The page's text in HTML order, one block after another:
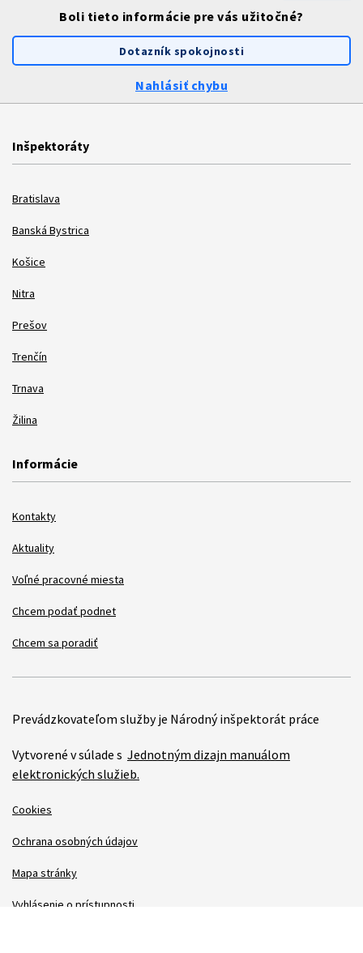
Boli tieto informácie pre vás užitočné?
Dotazník spokojnosti
Nahlásiť chybu
Inšpektoráty
Bratislava
Banská Bystrica
Košice
Nitra
Prešov
Trenčín
Trnava
Žilina
Informácie
Kontakty
Aktuality
Voľné pracovné miesta
Chcem podať podnet
Chcem sa poradiť
Prevádzkovateľom služby je Národný inšpektorát práce
Vytvorené v súlade s Jednotným dizajn manuálom
elektronických služieb.
Cookies
Ochrana osobných údajov
Mapa stránky
Vyhlásenie o prístupnosti